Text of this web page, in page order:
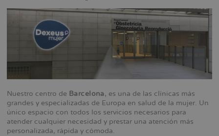
Nuestro centro de Barcelona, es una de las clínicas más
grandes y especializadas de Europa en salud de la mujer. Un
único espacio con todos los servicios necesarios para
atender cualquier necesidad y prestar una atención más
personalizada, rápida y cómoda.